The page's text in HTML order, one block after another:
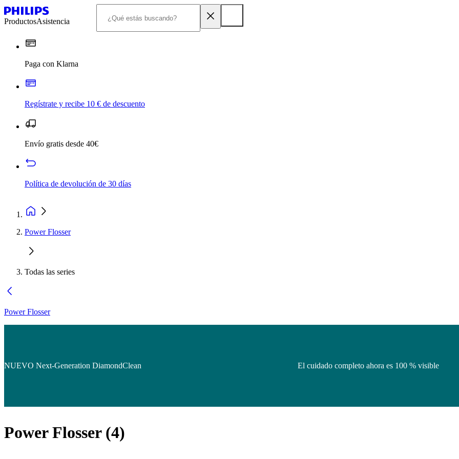
ProductosAsistencia
Paga con Klarna
Regístrate y recibe 10 € de descuento
Envío gratis desde 40€
Política de devolución de 30 días
Power Flosser
Todas las series
Power Flosser
NUEVO Next-Generation DiamondClean El cuidado completo ahora es 100 % visible
Power Flosser(4)